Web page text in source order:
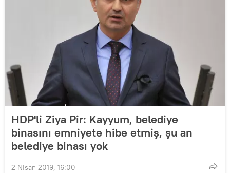
HDP'li Ziya Pir: Kayyum, belediye
binasını emniyete hibe etmiş, şu an
belediye binası yok
2 Nisan 2019, 16:00